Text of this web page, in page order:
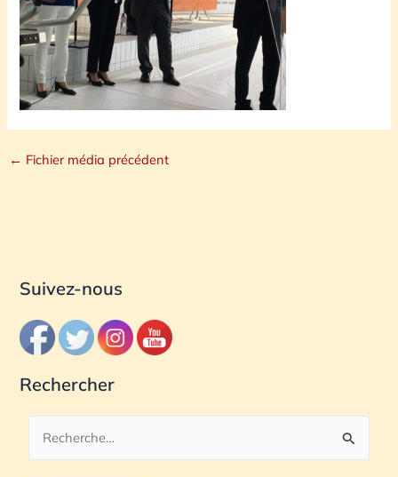
← Fichier média précédent
Suivez-nous
Rechercher